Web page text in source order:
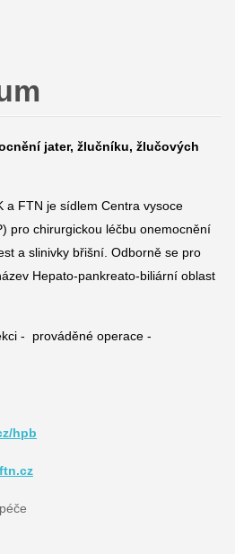
jater, žlučníku, žlučových
a FTN je sídlem Centra vysoce
pro chirurgickou léčbu onemocnění
a slinivky břišní. Odborně se pro
Hepato-pankreato-biliární oblast
- prováděné operace -
hpb